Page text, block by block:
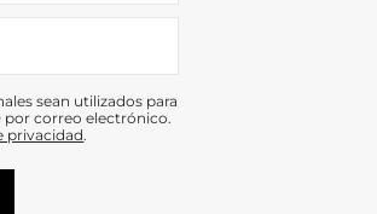
sean utilizados para
por correo electrónico.
privacidad.